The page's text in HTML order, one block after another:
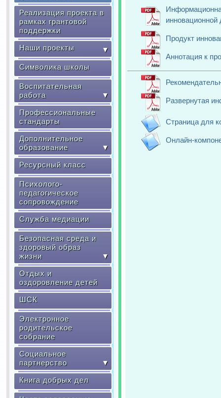
Реализация проекта в
рамках грантовой
поддержки
Наши проекты ▼
Символика школы
Воспитательная
работа
▼
Профессиональные
стандарты
Дополнительное
образование
▼
Ресурсный класс
Психолого-
педагогическое
сопровождение
Служба медиации
Безопасная среда и
здоровый образ
жизни
▼
Отдых и
оздоровление детей
ШСК
Электронное
родительское
собрание
Социальное
партнерство
▼
Книга добрых дел
инновационной
Продукт
Аннотация к
Развернутая
Страница для
Онлайн-